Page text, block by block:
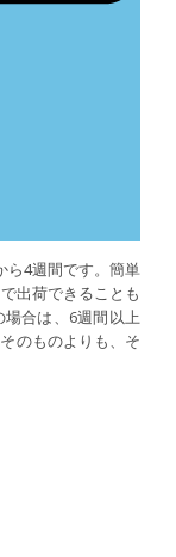
ら4週間です。簡単
出荷できることも
合は、6週間以上
のものよりも、そ